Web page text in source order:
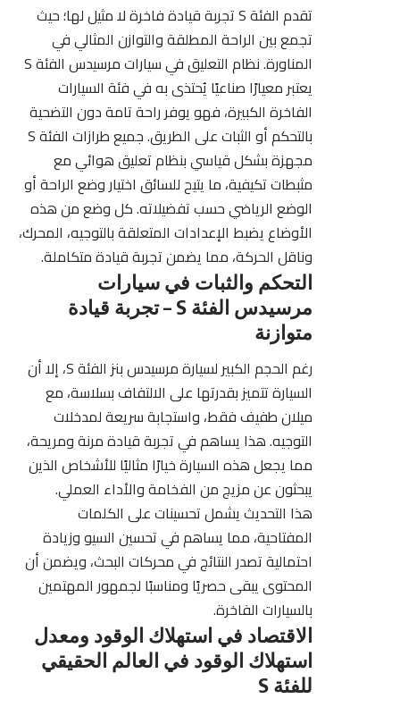
تقدم الفئة S تجربة قيادة فاخرة لا مثيل لها؛ حيث
تجمع بين الراحة المطلقة والتوازن المثالي في
المناورة. نظام التعليق في سيارات مرسيدس الفئة S
يعتبر معيارًا صناعيًا يُحتذى به في فئة السيارات
الفاخرة الكبيرة، فهو يوفر راحة تامة دون التضحية
بالتحكم أو الثبات على الطريق. جميع طرازات الفئة S
مجهزة بشكل قياسي بنظام تعليق هوائي مع
مثبطات تكيفية، ما يتيح للسائق اختيار وضع الراحة أو
الوضع الرياضي حسب تفضيلاته. كل وضع من هذه
الأوضاع يضبط الإعدادات المتعلقة بالتوجيه، المحرك،
وناقل الحركة، مما يضمن تجربة قيادة متكاملة.
التحكم والثبات في سيارات
مرسيدس الفئة S – تجربة قيادة
متوازنة
رغم الحجم الكبير لسيارة مرسيدس بنز الفئة S، إلا أن
السيارة تتميز بقدرتها على الالتفاف بسلاسة، مع
ميلان طفيف فقط، واستجابة سريعة لمدخلات
التوجيه. هذا يساهم في تجربة قيادة مرنة ومريحة،
مما يجعل هذه السيارة خيارًا مثاليًا للأشخاص الذين
يبحثون عن مزيج من الفخامة والأداء العملي.
هذا التحديث يشمل تحسينات على الكلمات
المفتاحية، مما يساهم في تحسين السيو وزيادة
احتمالية تصدر النتائج في محركات البحث، ويضمن أن
المحتوى يبقى حصريًا ومناسبًا لجمهور المهتمين
بالسيارات الفاخرة.
الاقتصاد في استهلاك الوقود ومعدل
استهلاك الوقود في العالم الحقيقي
للفئة S